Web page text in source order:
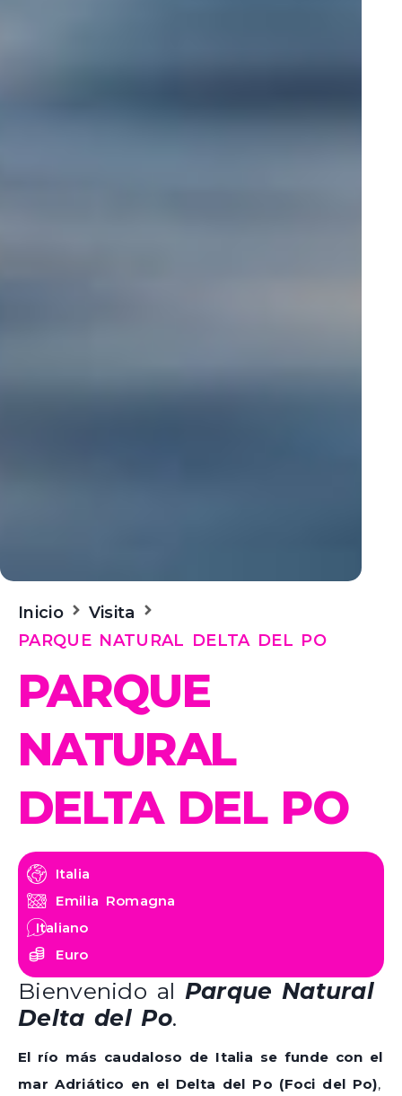
Inicio
Visita
PARQUE NATURAL DELTA DEL PO
PARQUE
NATURAL
DELTA DEL PO
Italia
Emilia Romagna
Italiano
Euro
Bienvenido al Parque Natural
Delta del Po.
El río más caudaloso de Italia se funde con el
mar Adriático en el Delta del Po (Foci del Po),